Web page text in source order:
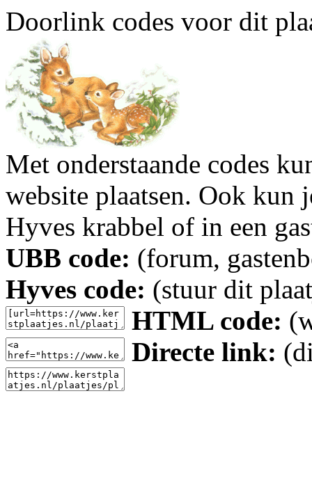
Doorlink codes voor dit
Met onderstaande codes
website plaatsen. Ook kun
Hyves krabbel of in een
UBB code: (forum,
Hyves code: (stuur dit
HTML code:
Directe link: